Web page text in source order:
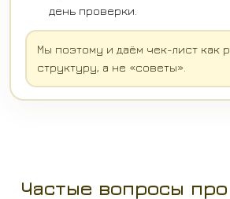
день проверки.
Мы поэтому и даём чек-лист как
структуру, а не «советы».
Частые вопросы